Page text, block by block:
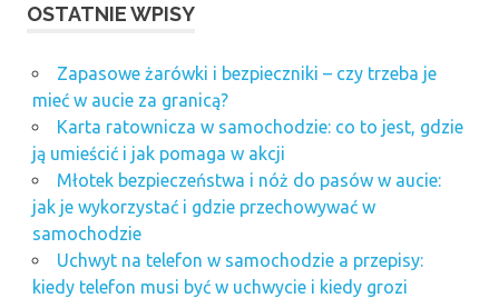
OSTATNIE WPISY
Zapasowe żarówki i bezpieczniki – czy trzeba je
mieć w aucie za granicą?
Karta ratownicza w samochodzie: co to jest, gdzie
ją umieścić i jak pomaga w akcji
Młotek bezpieczeństwa i nóż do pasów w aucie:
jak je wykorzystać i gdzie przechowywać w
samochodzie
Uchwyt na telefon w samochodzie a przepisy:
kiedy telefon musi być w uchwycie i kiedy grozi